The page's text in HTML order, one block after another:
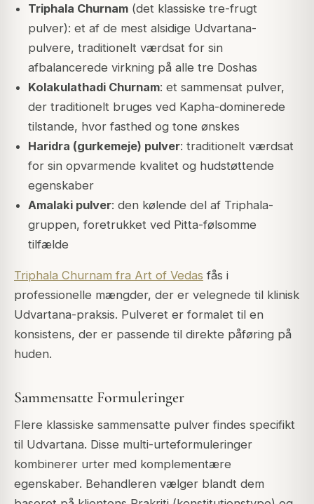
Triphala Churnam(det klassiske tre-frugt
pulver): et af de mest alsidige Udvartana-
pulvere, traditionelt værdsat for sin
afbalancerede virkning på alle tre Doshas
Kolakulathadi Churnam: et sammensat pulver,
der traditionelt bruges ved Kapha-dominerede
tilstande, hvor fasthed og tone ønskes
Haridra (gurkemeje) pulver: traditionelt værdsat
for sin opvarmende kvalitet og hudstøttende
egenskaber
Amalaki pulver: den kølende del af Triphala-
gruppen, foretrukket ved Pitta-følsomme
tilfælde
Triphala Churnam fra Art of Vedas fås i
professionelle mængder, der er velegnede til klinisk
Udvartana-praksis. Pulveret er formalet til en
konsistens, der er passende til direkte påføring på
huden.
Sammensatte Formuleringer
Flere klassiske sammensatte pulver findes specifikt
til Udvartana. Disse multi-urteformuleringer
kombinerer urter med komplementære
egenskaber. Behandleren vælger blandt dem